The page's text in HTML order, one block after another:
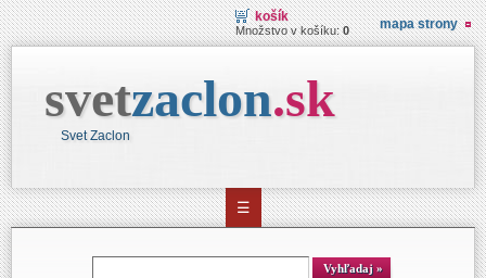
košík
Množstvo v košíku:0 mapa strony
svetzaclon.sk
Svet Zaclon
☰